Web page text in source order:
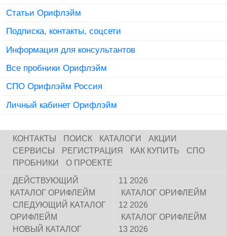
Статьи Орифлэйм
Подписка, контакты, соцсети
Информация для консультантов
Все пробники Орифлэйм
СПО Орифлэйм Россия
Личный кабинет Орифлэйм
КОНТАКТЫ ПОИСК КАТАЛОГИ
АКЦИИ
СЕРВИСЫ
РЕГИСТРАЦИЯ КАК КУПИТЬ
СПО
ПРОБНИКИ
О ПРОЕКТЕ
ДЕЙСТВУЮЩИЙ
КАТАЛОГ ОРИФЛЕЙМ
СЛЕДУЮЩИЙ КАТАЛОГ
ОРИФЛЕЙМ
НОВЫЙ КАТАЛОГ
11 2026
КАТАЛОГ ОРИФЛЕЙМ
12 2026
КАТАЛОГ ОРИФЛЕЙМ
13 2026